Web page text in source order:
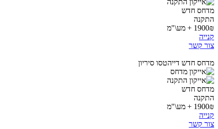
מדחס חדש
התקנה
1900₪ + מע\"מ
קנייה
צור קשר
מדחס חדש דייהטסו סיריון
מדחס חדש
התקנה
1900₪ + מע\"מ
קנייה
צור קשר